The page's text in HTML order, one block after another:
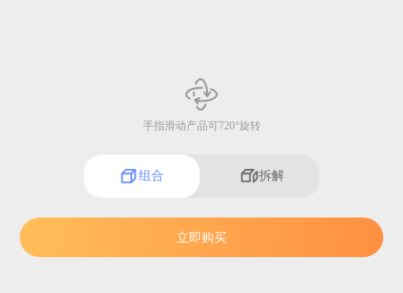
手指滑动产品可720°旋转
组合 拆解
立即购买